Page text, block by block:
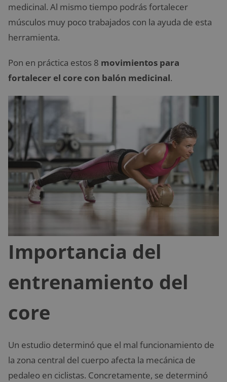
medicinal. Al mismo tiempo podrás fortalecer
músculos muy poco trabajados con la ayuda de esta
herramienta.
Pon en práctica estos 8 movimientos para
fortalecer el core con balón medicinal.
Importancia del
entrenamiento del
core
Un estudio determinó que el mal funcionamiento de
la zona central del cuerpo afecta la mecánica de
pedaleo en ciclistas. Concretamente, se determinó